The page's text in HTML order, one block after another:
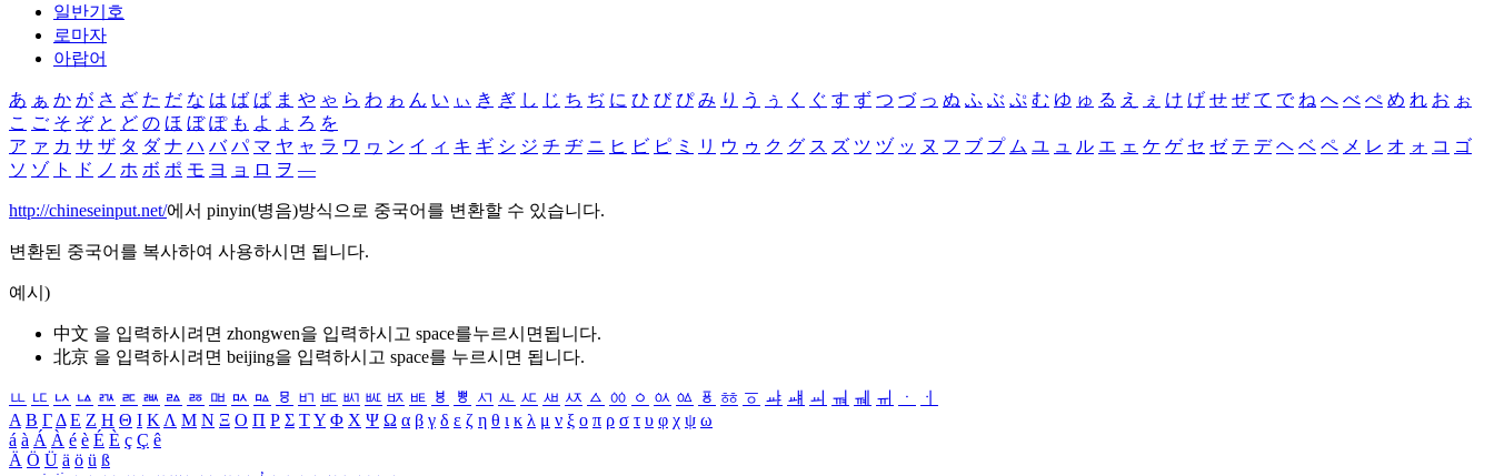
일반기호
로마자
아랍어
あ ぁ か が さ ざ た だ な は ば ぱ ま や ゃ ら わ ゎ ん い ぃ き ぎ し じ ち ぢ に ひ び ぴ み り う ぅ く ぐ す ず つ づ っ ぬ ふ ぶ ぷ む ゆ ゅ る え ぇ け げ せ ぜ て で ね へ べ ぺ め れ お ぉ
こ ご そ ぞ と ど の ほ ぼ ぽ も よ ょ ろ を
ア ァ カ サ ザ タ ダ ナ ハ バ パ マ ヤ ャ ラ ワ ヮ ン イ ィ キ ギ シ ジ チ ヂ ニ ヒ ビ ピ ミ リ ウ ゥ ク グ ス ズ ツ ヅ ッ ヌ フ ブ プ ム ユ ュ ル エ ェ ケ ゲ セ ゼ テ デ ヘ ベ ペ メ レ オ ォ コ ゴ
ソ ゾ ト ド ノ ホ ボ ポ モ ヨ ョ ロ ヲ ―
http://chineseinput.net/에서 pinyin(병음)방식으로 중국어를 변환할 수 있습니다.
변환된 중국어를 복사하여 사용하시면 됩니다.
예시)
中文 을 입력하시려면 zhongwen을 입력하시고 space를누르시면됩니다.
北京 을 입력하시려면 beijing을 입력하시고 space를 누르시면 됩니다.
ㅥ ㅦ ㅧ ㅨ ㅩ ㅪ ㅫ ㅬ ㅭ ㅮ ㅯ ㅰ ㅱ ㅲ ㅳ ㅴ ㅵ ㅶ ㅷ ㅸ ㅹ ㅺ ㅻ ㅼ ㅽ ㅾ ㅿ ㆀ ㆁ ㆂ ㆃ ㆄ ㆅ ㆆ ㆇ ㆈ ㆉ ㆊ ㆋ ㆌ ㆍ
ㆎ
Α Β ΓΔ Ε Ζ Η Θ Ι ΚΛ Μ Ν Ξ Ο Π Ρ Σ ΤΥ Φ Χ Ψ Ω α β γ δ ε ζ η θ ι κ λ μ ν ξ ο π ρ σ τ υ φ χ ψ ω
á à Á À é è É È ç Ç ê
Ä Ö Ü ä ö ü ß